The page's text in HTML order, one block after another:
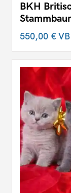
BKH
550,00 €VB